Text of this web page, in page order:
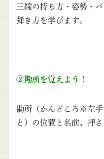
三線の持ち方・姿勢・
弾き方を学びます。
②勘所を覚えよう！
勘所（かんどころ※左手
と）の位置と名前、押さ